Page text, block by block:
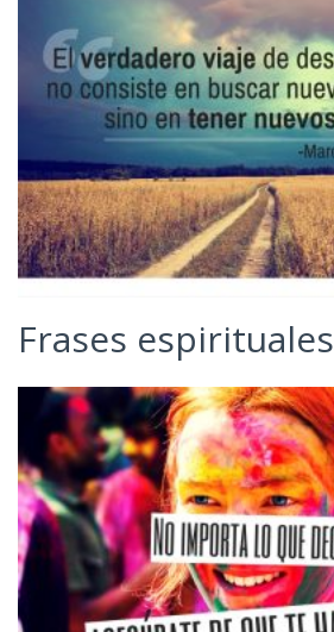
Frases espirituales